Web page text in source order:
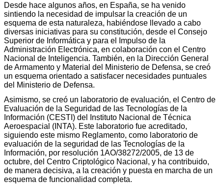
Desde hace algunos años, en España, se ha venido
sintiendo la necesidad de impulsar la creación de un
esquema de esta naturaleza, habiéndose llevado a cabo
diversas iniciativas para su constitución, desde el Consejo
Superior de Informática y para el Impulso de la
Administración Electrónica, en colaboración con el Centro
Nacional de Inteligencia. También, en la Dirección General
de Armamento y Material del Ministerio de Defensa, se creó
un esquema orientado a satisfacer necesidades puntuales
del Ministerio de Defensa.
Asimismo, se creó un laboratorio de evaluación, el Centro de
Evaluación de la Seguridad de las Tecnologías de la
Información (CESTI) del Instituto Nacional de Técnica
Aeroespacial (INTA). Este laboratorio fue acreditado,
siguiendo este mismo Reglamento, como laboratorio de
evaluación de la seguridad de las Tecnologías de la
Información, por resolución 1AO/38272/2005, de 13 de
octubre, del Centro Criptológico Nacional, y ha contribuido,
de manera decisiva, a la creación y puesta en marcha de un
esquema de funcionalidad completa.